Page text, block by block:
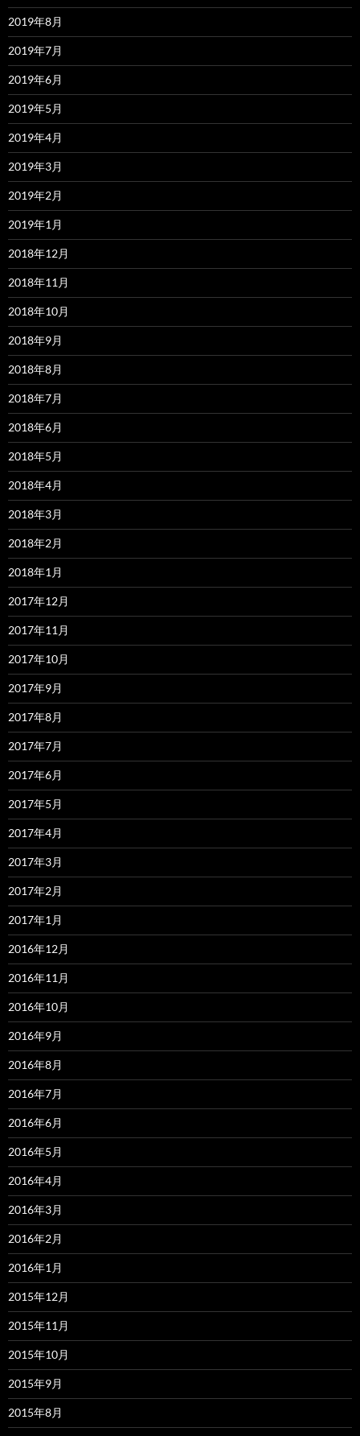
2019年8月
2019年7月
2019年6月
2019年5月
2019年4月
2019年3月
2019年2月
2019年1月
2018年12月
2018年11月
2018年10月
2018年9月
2018年8月
2018年7月
2018年6月
2018年5月
2018年4月
2018年3月
2018年2月
2018年1月
2017年12月
2017年11月
2017年10月
2017年9月
2017年8月
2017年7月
2017年6月
2017年5月
2017年4月
2017年3月
2017年2月
2017年1月
2016年12月
2016年11月
2016年10月
2016年9月
2016年8月
2016年7月
2016年6月
2016年5月
2016年4月
2016年3月
2016年2月
2016年1月
2015年12月
2015年11月
2015年10月
2015年9月
2015年8月